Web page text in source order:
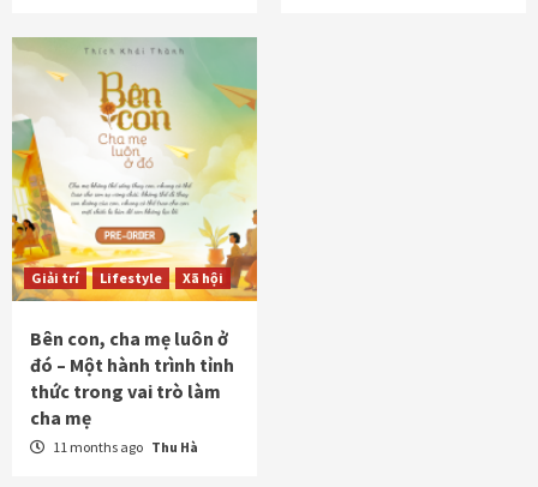
Giải trí Lifestyle Xã hội
Bên con, cha mẹ luôn ở
đó – Một hành trình tỉnh
thức trong vai trò làm
cha mẹ
11 months ago Thu Hà